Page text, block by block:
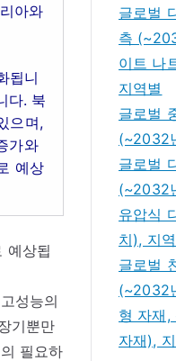
아와
됩니
다. 북
으며,
가와
예상
예상됩
성능의
기뿐만
필요하
글로벌
측
이트 나
지역별
글로벌
(~2032
글로벌
(~2032
유압식
치), 지
글로벌
(~2032
형 자재,
자재),